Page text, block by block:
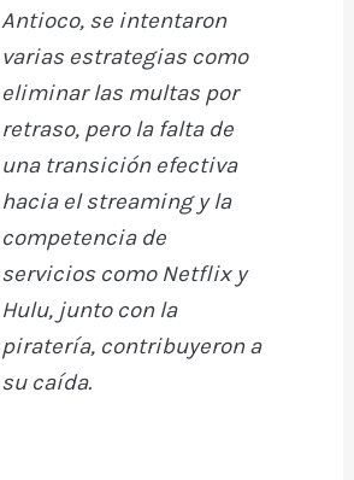
Antioco, se intentaron
varias estrategias como
eliminar las multas por
retraso, pero la falta de
una transición efectiva
hacia el streaming y la
competencia de
servicios como Netflix y
Hulu, junto con la
piratería, contribuyeron a
su caída.